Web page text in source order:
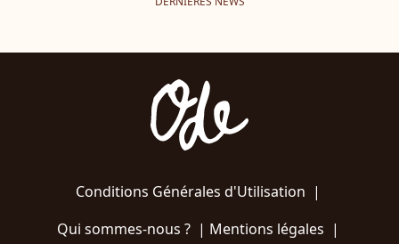
Conditions Générales d'Utilisation |
Qui sommes-nous ?| Mentions légales |